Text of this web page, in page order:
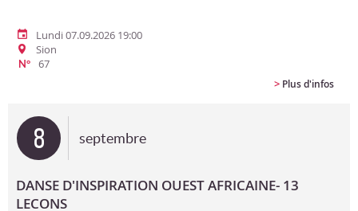
Lundi 07.09.2026 19:00
Sion
N°
67
> Plus d'infos
8 septembre
DANSE D'INSPIRATION OUEST AFRICAINE- 13
LECONS